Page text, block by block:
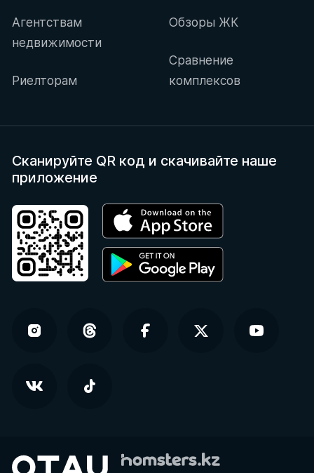
Агентствам
недвижимости
Риелторам
Обзоры ЖК
Сравнение
комплексов
Сканируйте QR код и скачивайте наше
приложение